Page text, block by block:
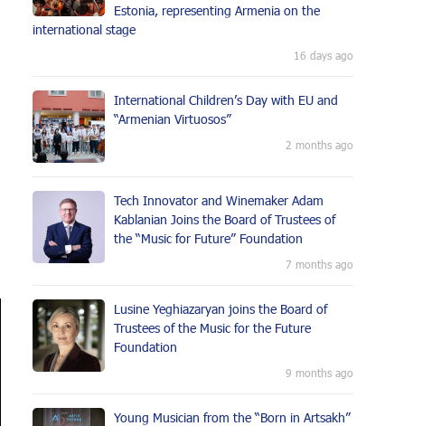
Estonia, representing Armenia on the
international stage
16 days ago
International Children’s Day with EU and
“Armenian Virtuosos”
2 months ago
Tech Innovator and Winemaker Adam
Kablanian Joins the Board of Trustees of
the “Music for Future” Foundation
7 months ago
Lusine Yeghiazaryan joins the Board of
Trustees of the Music for the Future
Foundation
9 months ago
Young Musician from the “Born in Artsakh”